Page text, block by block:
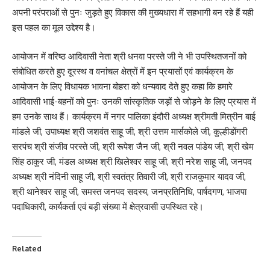
अपनी परंपराओं से पुनः जुड़ते हुए विकास की मुख्यधारा में सहभागी बन रहे हैं यही
इस पहल का मूल उद्देश्य है।
आयोजन में वरिष्ठ आदिवासी नेता श्री धनवा परस्ते जी ने भी उपस्थितजनों को
संबोधित करते हुए दूरस्थ व वनांचल क्षेत्रों में इन प्रयासों एवं कार्यक्रम के
आयोजन के लिए विधायक भावना बोहरा को धन्यवाद देते हुए कहा कि हमारे
आदिवासी भाई-बहनों को पुनः उनकी सांस्कृतिक जड़ों से जोड़ने के लिए प्रयास में
हम उनके साथ हैं। कार्यक्रम में नगर पालिका इंदौरी अध्यक्ष श्रीमती मित्रीन बाई
मांडले जी, उपाध्यक्ष श्री जशवंत साहू जी, श्री उत्तम मार्सकोले जी, कुल्हीडोंगरी
सरपंच श्री संजीव परस्ते जी, श्री रूपेश जैन जी, श्री नवल पांडेय जी, श्री खेम
सिंह ठाकुर जी, मंडल अध्यक्ष श्री खिलेश्वर साहू जी, श्री नरेश साहू जी, जनपद
अध्यक्ष श्री नंदिनी साहू जी, श्री स्वतंत्र तिवारी जी, श्री राजकुमार यादव जी,
श्री थानेश्वर साहू जी, समस्त जनपद सदस्य, जनप्रतिनिधि, पार्षदगण, भाजपा
पदाधिकारी, कार्यकर्ता एवं बड़ी संख्या में क्षेत्रवासी उपस्थित रहे।
Related